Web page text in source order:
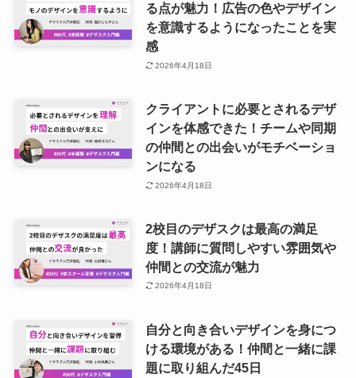
る点が魅力！広告の色やデザイン
を意識するようになったことを実
感
2026年4月18日
クライアントに必要とされるデザ
インを体感できた！チームや同期
の仲間との出会いがモチベーショ
ンになる
2026年4月18日
2校目のデザスクは最高の満足
度！講師に質問しやすい雰囲気や
仲間との交流が魅力
2026年4月18日
自分と向き合いデザインを身につ
ける環境がある！仲間と一緒に課
題に取り組んだ45日